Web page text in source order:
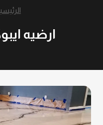
ارضيه